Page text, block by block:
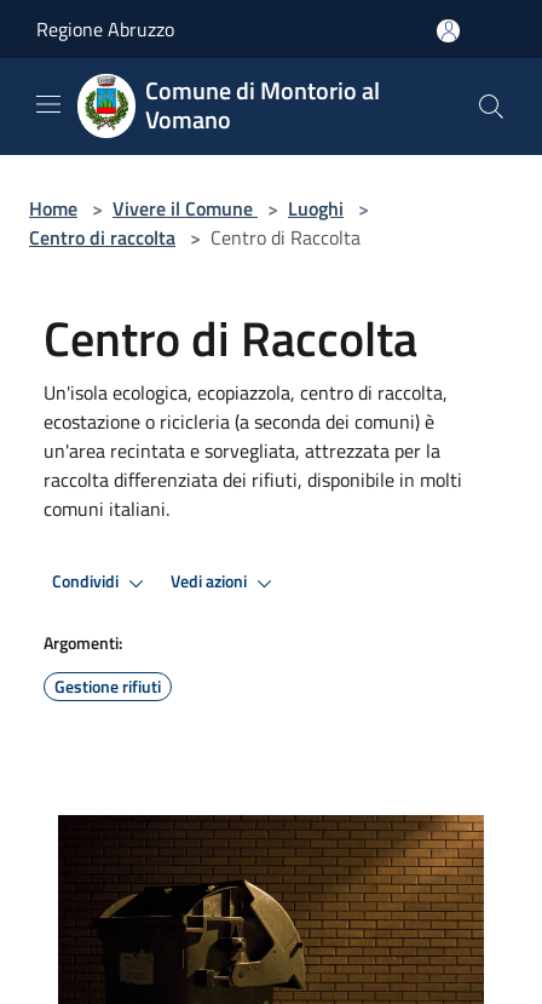
Regione Abruzzo
Comune di Montorio al
Vomano
Home > Vivere il Comune > Luoghi >
Centro di raccolta > Centro di Raccolta
Centro di Raccolta
Un'isola ecologica, ecopiazzola, centro di raccolta,
ecostazione o ricicleria (a seconda dei comuni) è
un'area recintata e sorvegliata, attrezzata per la
raccolta differenziata dei rifiuti, disponibile in molti
comuni italiani.
Condividi Vedi azioni
Argomenti:
Gestione rifiuti